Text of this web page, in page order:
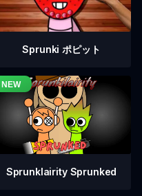
Sprunki ポピット
Sprunklairity Sprunked